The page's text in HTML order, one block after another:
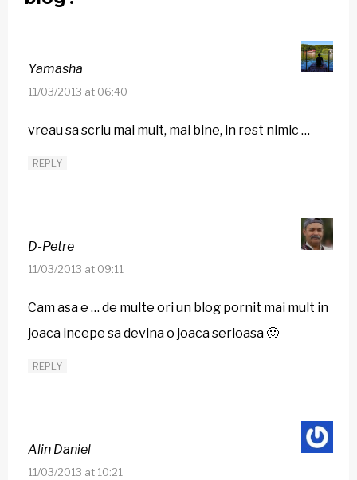
Yamasha
11/03/2013 at 06:40
vreau sa scriu mai mult, mai bine, in rest nimic …
REPLY
D-Petre
11/03/2013 at 09:11
Cam asa e … de multe ori un blog pornit mai mult in
joaca incepe sa devina o joaca serioasa 🙂
REPLY
Alin Daniel
11/03/2013 at 10:21